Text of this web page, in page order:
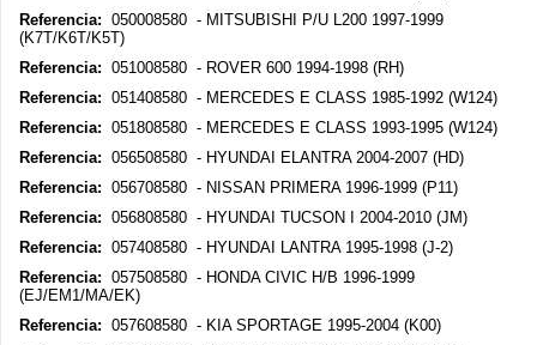
Referencia: 050008580 - MITSUBISHI P/U L200 1997-1999
(K7T/K6T/K5T)
Referencia: 051008580 - ROVER 600 1994-1998 (RH)
Referencia: 051408580 - MERCEDES E CLASS 1985-1992 (W124)
Referencia: 051808580 - MERCEDES E CLASS 1993-1995 (W124)
Referencia: 056508580 - HYUNDAI ELANTRA 2004-2007 (HD)
Referencia: 056708580 - NISSAN PRIMERA 1996-1999 (P11)
Referencia: 056808580 - HYUNDAI TUCSON I 2004-2010 (JM)
Referencia: 057408580 - HYUNDAI LANTRA 1995-1998 (J-2)
Referencia: 057508580 - HONDA CIVIC H/B 1996-1999
(EJ/EM1/MA/EK)
Referencia: 057608580 - KIA SPORTAGE 1995-2004 (K00)